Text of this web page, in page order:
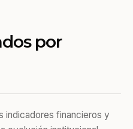
por
indicadores financieros y